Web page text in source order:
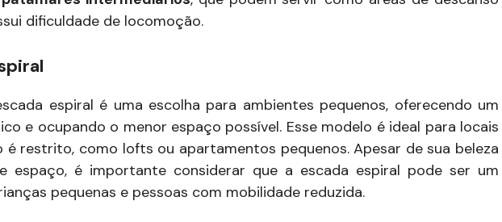
dificuldade de locomoção.
espiral é uma escolha para ambientes pequenos, oferecendo um
e ocupando o menor espaço possível. Esse modelo é ideal para locais
é restrito, como lofts ou apartamentos pequenos. Apesar de sua beleza
espaço, é importante considerar que a escada espiral pode ser um
pequenas e pessoas com mobilidade reduzida.